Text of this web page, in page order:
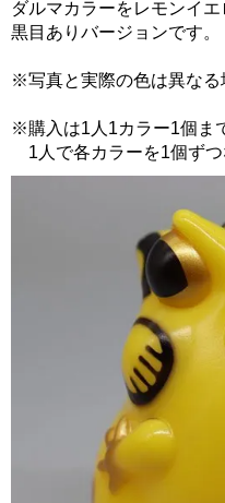
ダルマカラーをレモンイエ
黒目ありバージョンです。
※写真と実際の色は異なる
※購入は1人1カラー1個ま
1人で各カラーを1個ずつ